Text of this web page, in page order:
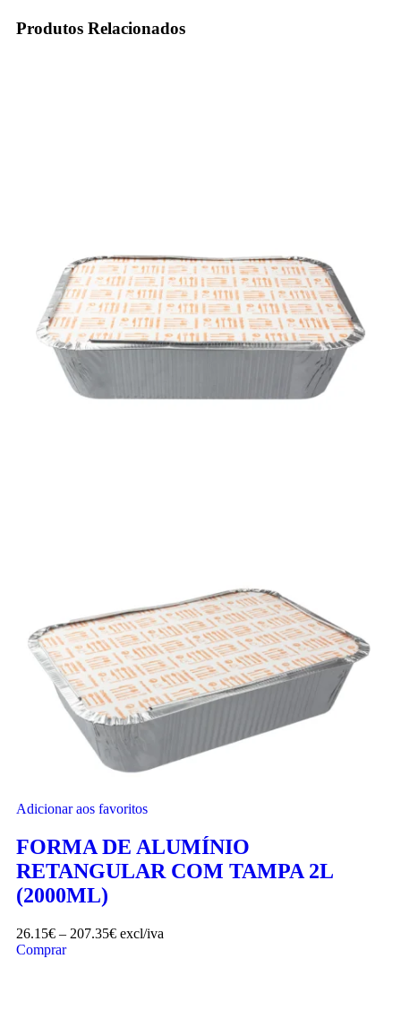
Produtos Relacionados
Adicionar aos favoritos
FORMA DE ALUMÍNIO
RETANGULAR COM TAMPA 2L
(2000ML)
26.15€ – 207.35€ excl/iva
Comprar